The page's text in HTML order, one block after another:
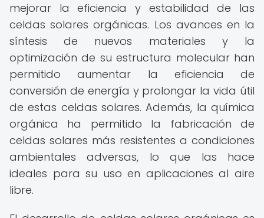
mejorar la eficiencia y estabilidad de las
celdas solares orgánicas. Los avances en la
síntesis de nuevos materiales y la
optimización de su estructura molecular han
permitido aumentar la eficiencia de
conversión de energía y prolongar la vida útil
de estas celdas solares. Además, la química
orgánica ha permitido la fabricación de
celdas solares más resistentes a condiciones
ambientales adversas, lo que las hace
ideales para su uso en aplicaciones al aire
libre.